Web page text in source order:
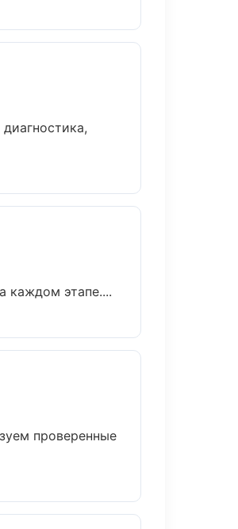
каждом этапе....
проверенные